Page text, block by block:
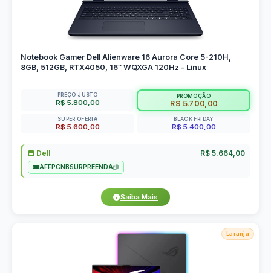
Notebook Gamer Dell Alienware 16 Aurora Core 5-210H,
8GB, 512GB, RTX4050, 16″ WQXGA 120Hz – Linux
PREÇO JUSTO
R$ 5.800,00
PROMOÇÃO
R$ 5.700,00
SUPER OFERTA
R$ 5.600,00
BLACK FRIDAY
R$ 5.400,00
Dell R$ 5.664,00
AFFPCNBSURPREENDA
Saiba Mais
Laranja